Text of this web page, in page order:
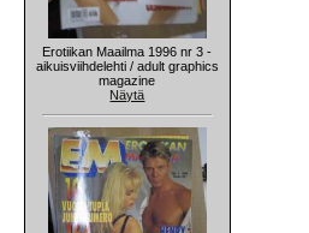
Erotiikan Maailma 1996 nr 3 -
aikuisviihdelehti / adult graphics
magazine
Näytä